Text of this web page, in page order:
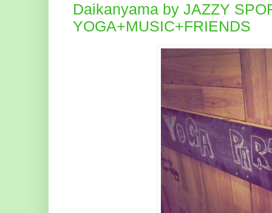
Daikanyama by JAZZY
YOGA+MUSIC+FRIENDS